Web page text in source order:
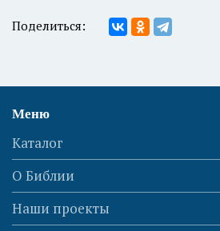
Поделиться:
Меню
Каталог
О Библии
Наши проекты